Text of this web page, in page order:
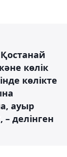
көлік
көлікте
ауыр
– делінген